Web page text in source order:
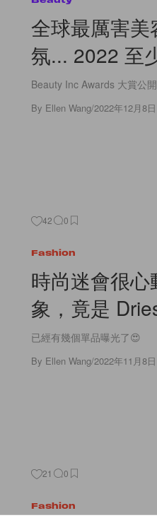
全球最厲害
氛... 2022 至
Beauty Inc Awards 大賞公
By Ellen Wang/2022年12月8日
42 0
Fashion
時尚迷會很
象，竟是
已經有幾個單品曝光了😍
By Ellen Wang/2022年11月8日
21 0
Fashion